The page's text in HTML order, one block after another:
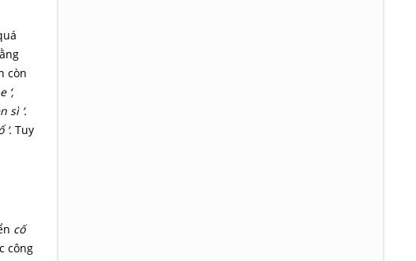
còn
‘,
sì ‘.
Tuy
cố
công